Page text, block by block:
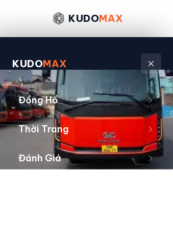
KUDOMAX
KUDOMAX
Đồng Hồ
Thời Trang
Đánh Giá